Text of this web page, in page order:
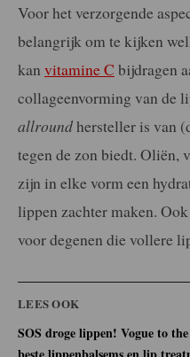
Voor het verzorgende
belangrijk om te kijken
kan vitamine C bijdragen
collageenvorming van de
allroundhersteller is van
tegen de zon biedt. Oliën,
zijn in elke vorm een
lippen zachter maken. Ook
voor degenen die vollere
LEES OOK
SOS droge lippen! Vogue to